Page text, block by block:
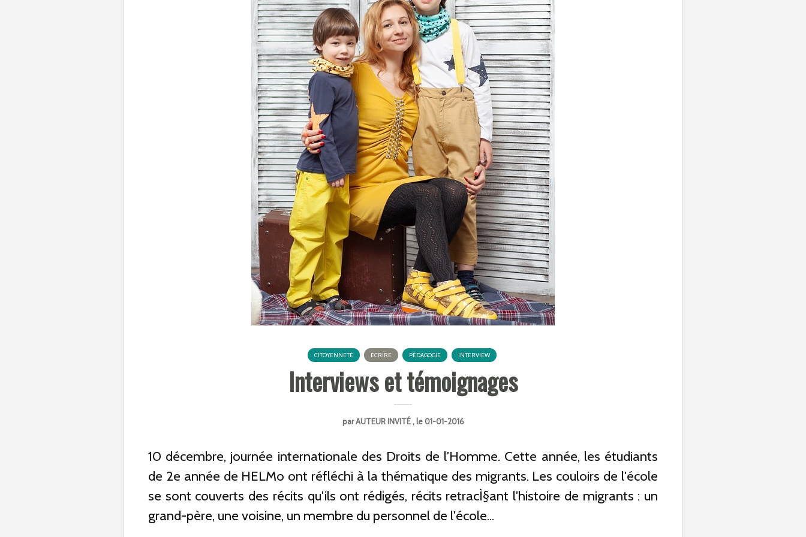
CITOYENNETÉ ÉCRIRE PÉDAGOGIE INTERVIEW
Interviews et témoignages
parAUTEUR INVITÉ , le 01-01-2016
10 décembre, journée internationale des Droits de l'Homme. Cette année, les étudiants
de 2e année de HELMo ont réfléchi à la thématique des migrants. Les couloirs de l'école
se sont couverts des récits qu'ils ont rédigés, récits retracÌ§ant l'histoire de migrants : un
grand-père, une voisine, un membre du personnel de l'école...